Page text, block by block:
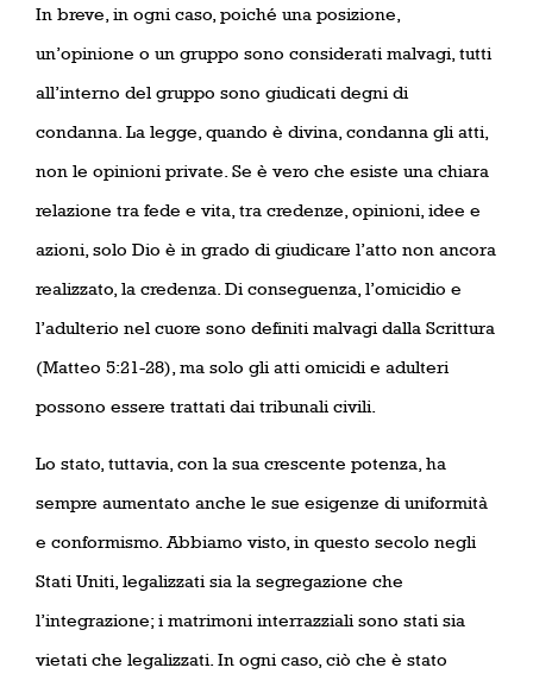
In breve, in ogni caso, poiché una posizione,
un’opinione o un gruppo sono considerati malvagi, tutti
all’interno del gruppo sono giudicati degni di
condanna. La legge, quando è divina, condanna gli atti,
non le opinioni private. Se è vero che esiste una chiara
relazione tra fede e vita, tra credenze, opinioni, idee e
azioni, solo Dio è in grado di giudicare l’atto non ancora
realizzato, la credenza. Di conseguenza, l’omicidio e
l’adulterio nel cuore sono definiti malvagi dalla Scrittura
(Matteo 5:21-28), ma solo gli atti omicidi e adulteri
possono essere trattati dai tribunali civili.
Lo stato, tuttavia, con la sua crescente potenza, ha
sempre aumentato anche le sue esigenze di uniformità
e conformismo. Abbiamo visto, in questo secolo negli
Stati Uniti, legalizzati sia la segregazione che
l’integrazione; i matrimoni interrazziali sono stati sia
vietati che legalizzati. In ogni caso, ciò che è stato